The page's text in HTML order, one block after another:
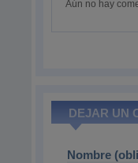
Aún no hay
DEJAR UN
Nombre